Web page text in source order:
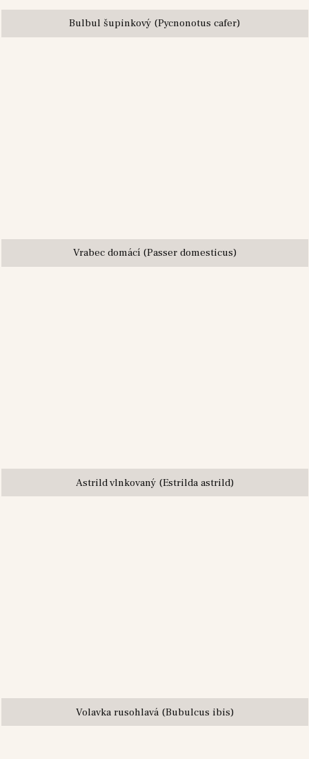
Bulbul šupinkový (Pycnonotus cafer)
Vrabec domácí (Passer domesticus)
Astrild vlnkovaný (Estrilda astrild)
Volavka rusohlavá (Bubulcus ibis)